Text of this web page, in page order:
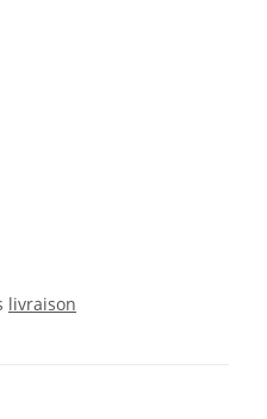
livraison